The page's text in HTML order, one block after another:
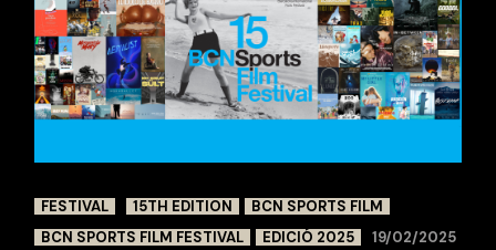
FESTIVAL 15TH EDITION
BCN SPORTS FILM
BCN SPORTS FILM FESTIVAL
EDICIÓ 2025 19/02/2025